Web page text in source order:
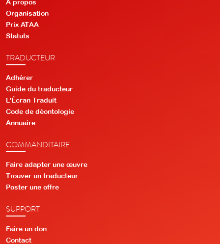
À propos
Organisation
Prix ATAA
Statuts
TRADUCTEUR
Adhérer
Guide du traducteur
L'Écran Traduit
Code de déontologie
Annuaire
COMMANDITAIRE
Faire adapter une œuvre
Trouver un traducteur
Poster une offre
SUPPORT
Faire un don
Contact